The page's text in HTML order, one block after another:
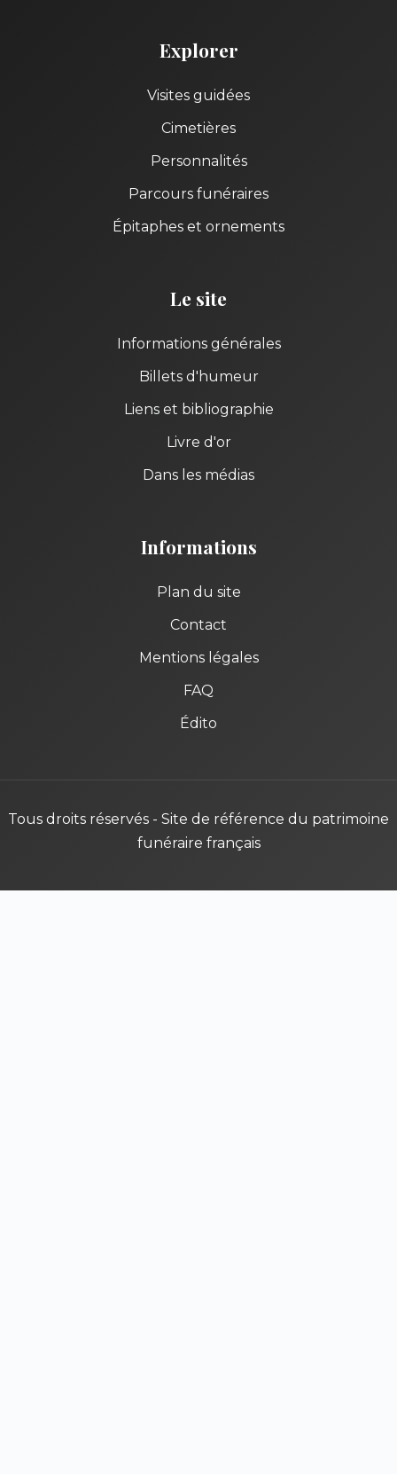
Explorer
Visites guidées
Cimetières
Personnalités
Parcours funéraires
Épitaphes et ornements
Le site
Informations générales
Billets d'humeur
Liens et bibliographie
Livre d'or
Dans les médias
Informations
Plan du site
Contact
Mentions légales
FAQ
Édito
Tous droits réservés - Site de référence du patrimoine
funéraire français